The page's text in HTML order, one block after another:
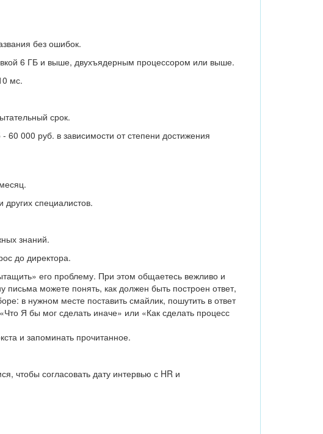
без ошибок.
6 ГБ и выше, двухъядерным процессором или выше.
мс.
срок.
000 руб. в зависимости от степени достижения
специалистов.
знаний.
до директора.
его проблему. При этом общаетесь вежливо и
можете понять, как должен быть построен ответ,
в нужном месте поставить смайлик, пошутить в ответ
Я бы мог сделать иначе» или «Как сделать процесс
и запоминать прочитанное. ⠀
чтобы согласовать дату интервью с HR и